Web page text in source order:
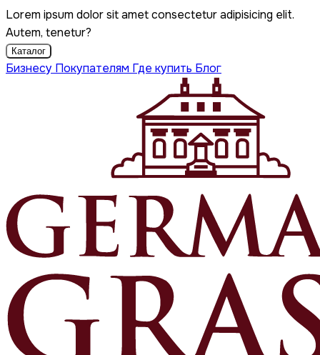
Lorem ipsum dolor sit amet consectetur adipisicing elit.
Autem, tenetur?
Каталог
Бизнесу Покупателям Где купить Блог